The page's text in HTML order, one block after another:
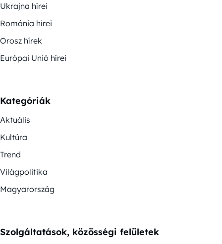
Ukrajna hírei
Románia hírei
Orosz hírek
Európai Unió hírei
Kategóriák
Aktuális
Kultúra
Trend
Világpolitika
Magyarország
Szolgáltatások, közösségi felületek